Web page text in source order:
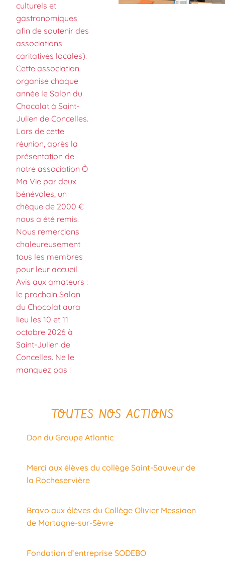
TOUTES NOS ACTIONS
Don du Groupe Atlantic
Merci aux élèves du collège Saint-Sauveur de
la Rocheservière
Bravo aux élèves du Collège Olivier Messiaen
de Mortagne-sur-Sèvre
Fondation d’entreprise SODEBO
culturels et
gastronomiques
afin de soutenir des
associations
caritatives locales).
Cette association
organise chaque
année le Salon du
Chocolat à Saint-
Julien de Concelles.
Lors de cette
réunion, après la
présentation de
notre association Ô
Ma Vie par deux
bénévoles, un
chèque de 2000 €
nous a été remis.
Nous remercions
chaleureusement
tous les membres
pour leur accueil.
Avis aux amateurs :
le prochain Salon
du Chocolat aura
lieu les 10 et 11
octobre 2026 à
Saint-Julien de
Concelles. Ne le
manquez pas !